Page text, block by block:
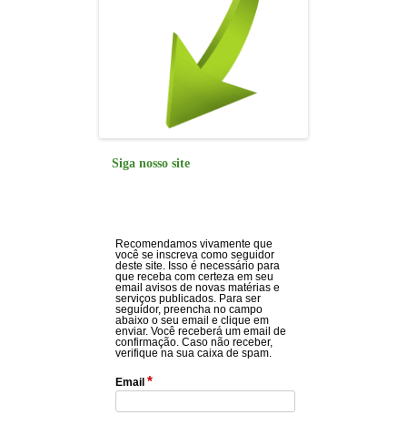
Siga nosso site
Recomendamos vivamente que
você se inscreva como seguidor
deste site. Isso é necessário para
que receba com certeza em seu
email avisos de novas matérias e
serviços publicados. Para ser
seguidor, preencha no campo
abaixo o seu email e clique em
enviar. Você receberá um email de
confirmação. Caso não receber,
verifique na sua caixa de spam.
Email *